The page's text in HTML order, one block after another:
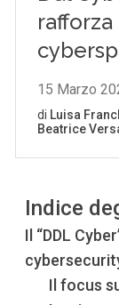
Indice
Il “DDL
Il focus